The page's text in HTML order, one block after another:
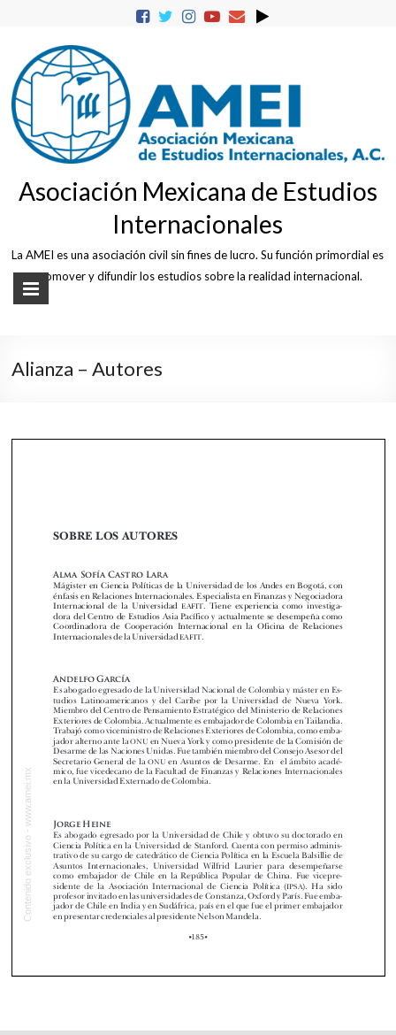
Asociación Mexicana de Estudios
Internacionales
La AMEI es una asociación civil sin fines de lucro. Su función primordial es
promover y difundir los estudios sobre la realidad internacional.
Alianza – Autores